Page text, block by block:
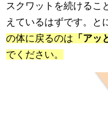
スクワットを続けるこ
えているはずです。と
の体に戻るのは 「アッ
でください。